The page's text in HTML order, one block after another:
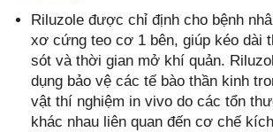
Riluzole được chỉ định cho bệnh
xơ cứng teo cơ 1 bên, giúp kéo dài
sót và thời gian mở khí quản.
dụng bảo vệ các tế bào thần kinh
vật thí nghiệm in vivo do các tổn
khác nhau liên quan đến cơ chế